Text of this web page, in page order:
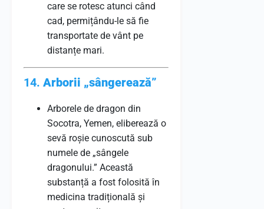
care se rotesc atunci când
cad, permițându-le să fie
transportate de vânt pe
distanțe mari.
14. Arborii „sângerează”
Arborele de dragon din
Socotra, Yemen, eliberează o
sevă roșie cunoscută sub
numele de „sângele
dragonului.” Această
substanță a fost folosită în
medicina tradițională și